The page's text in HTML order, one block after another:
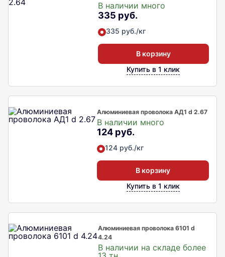
В наличии много
335 руб.
335 руб./кг
В корзину
Купить в 1 клик
Алюминиевая проволока АД1 d 2.67
В наличии много
124 руб.
124 руб./кг
В корзину
Купить в 1 клик
Алюминиевая проволока 6101 d
4.24
В наличии на складе более